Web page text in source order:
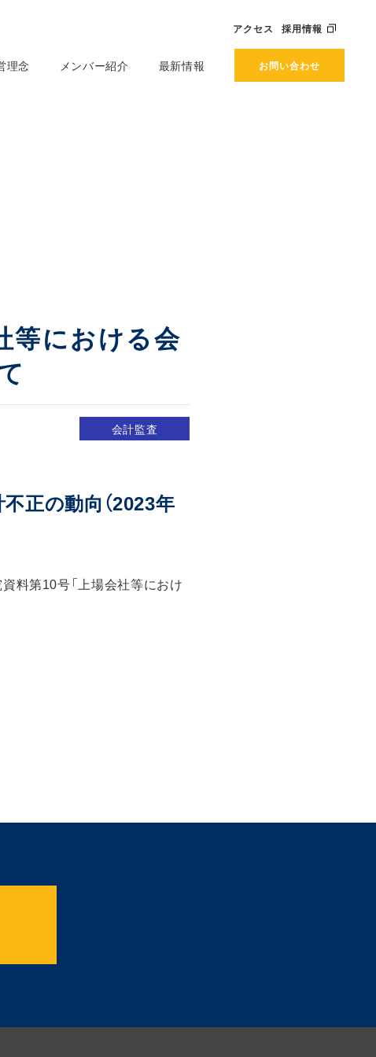
アクセス 採用情報
理念 メンバー紹介 最新情報 お問い合わせ
等における会
会計監査
正の動向（2023年
料第10号「上場会社等におけ